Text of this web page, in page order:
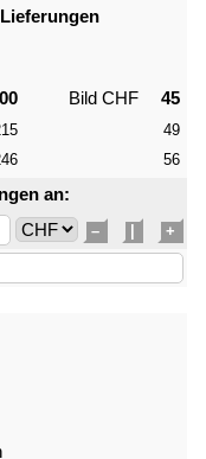
Bild CHF 45
49
56
an:
– +